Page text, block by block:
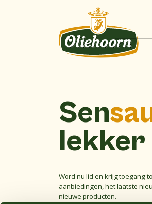
Sen
lekker
Word nu lid en krijg toegang
aanbiedingen, het laatste
nieuwe producten.